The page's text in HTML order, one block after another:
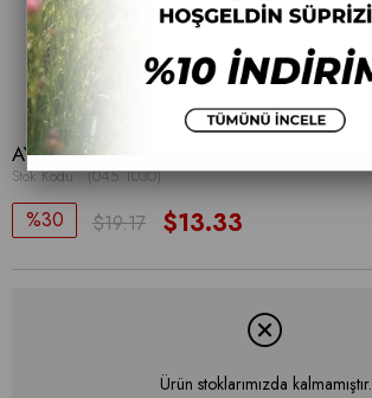
AYAKKABI
Stok Kodu (045 1030)
30 $19.17 $13.33
Ürün stoklarımızda kalmamıştır.